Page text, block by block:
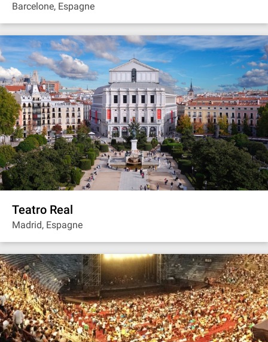
Barcelone, Espagne
Teatro Real
Madrid, Espagne